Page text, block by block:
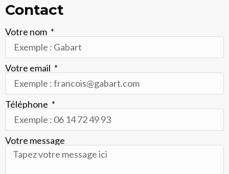
Contact
Votre nom
Votre email
Téléphone
Votre message